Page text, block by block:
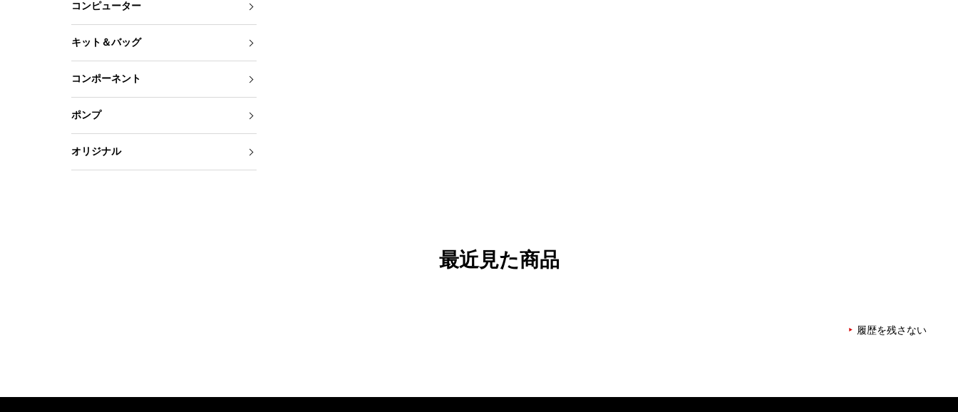
コンピューター
キット＆バッグ
コンポーネント
ポンプ
オリジナル
最近見た商品
履歴を残さない